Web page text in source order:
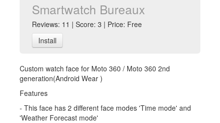
Smartwatch Bureaux
Reviews: 11 | Score: 3 | Price: Free
Install
Custom watch face for Moto 360 / Moto 360 2nd
generation(Android Wear )
Features
- This face has 2 different face modes 'Time mode' and
'Weather Forecast mode'